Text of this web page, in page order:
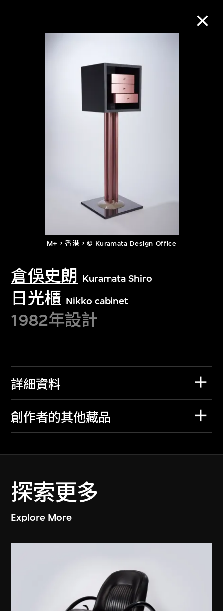
M+，香港，© Kuramata Design Office
倉俁史朗 Kuramata Shiro
日光櫃 Nikko cabinet
1982年設計
詳細資料
創作者的其他藏品
探索更多
Explore More
進一步篩選